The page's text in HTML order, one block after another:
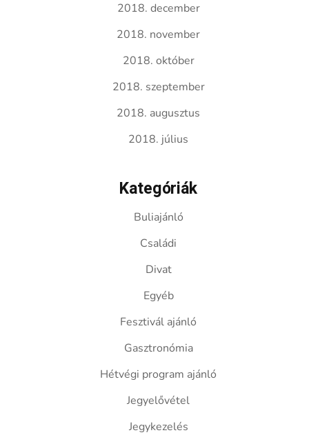
2018. december
2018. november
2018. október
2018. szeptember
2018. augusztus
2018. július
Kategóriák
Buliajánló
Családi
Divat
Egyéb
Fesztivál ajánló
Gasztronómia
Hétvégi program ajánló
Jegyelővétel
Jegykezelés